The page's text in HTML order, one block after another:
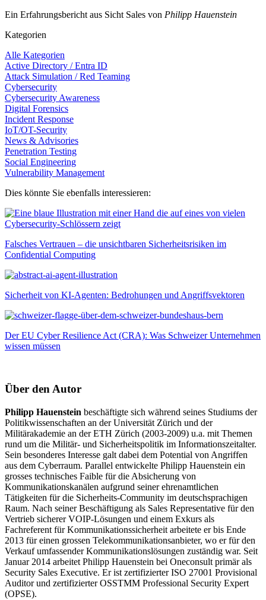
Ein Erfahrungsbericht aus Sicht Sales von Philipp Hauenstein
Kategorien
Alle Kategorien
Active Directory / Entra ID
Attack Simulation / Red Teaming
Cybersecurity
Cybersecurity Awareness
Digital Forensics
Incident Response
IoT/OT-Security
News & Advisories
Penetration Testing
Social Engineering
Vulnerability Management
Dies könnte Sie ebenfalls interessieren:
Falsches Vertrauen – die unsichtbaren Sicherheitsrisiken im
Confidential Computing
Sicherheit von KI-Agenten: Bedrohungen und Angriffsvektoren
Der EU Cyber Resilience Act (CRA): Was Schweizer Unternehmen
wissen müssen
Über den Autor
Philipp Hauenstein beschäftigte sich während seines Studiums der
Politikwissenschaften an der Universität Zürich und der
Militärakademie an der ETH Zürich (2003-2009) u.a. mit Themen
rund um die Militär- und Sicherheitspolitik im Informationszeitalter.
Sein besonderes Interesse galt dabei dem Potential von Angriffen
aus dem Cyberraum. Parallel entwickelte Philipp Hauenstein ein
grosses technisches Faible für die Absicherung von
Kommunikationskanälen aufgrund seiner ehrenamtlichen
Tätigkeiten für die Sicherheits-Community im deutschsprachigen
Raum. Nach seiner Beschäftigung als Sales Representative für den
Vertrieb sicherer VOIP-Lösungen und einem Exkurs als
Fachreferent für Kommunikationssicherheit arbeitete er bis Ende
2013 für einen grossen Telekommunikationsanbieter, wo er für den
Verkauf umfassender Kommunikationslösungen zuständig war. Seit
Januar 2014 arbeitet Philipp Hauenstein bei Oneconsult primär als
Security Sales Executive. Er ist zertifizierter ISO 27001 Provisional
Auditor und zertifizierter OSSTMM Professional Security Expert
(OPSE).